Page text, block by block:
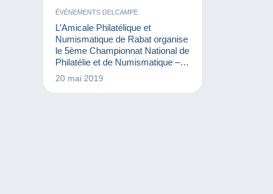
ÉVÉNEMENTS DELCAMPE
L’Amicale Philatélique et
Numismatique de Rabat organise
le 5ème Championnat National de
Philatélie et de Numismatique –
PHILEXRABAT 2019.
20 mai 2019